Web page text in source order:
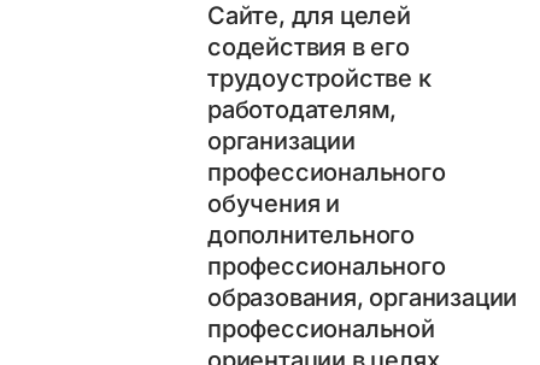
Сайте, для целей
содействия в его
трудоустройстве к
работодателям,
организации
профессионального
обучения и
дополнительного
профессионального
образования, организации
профессиональной